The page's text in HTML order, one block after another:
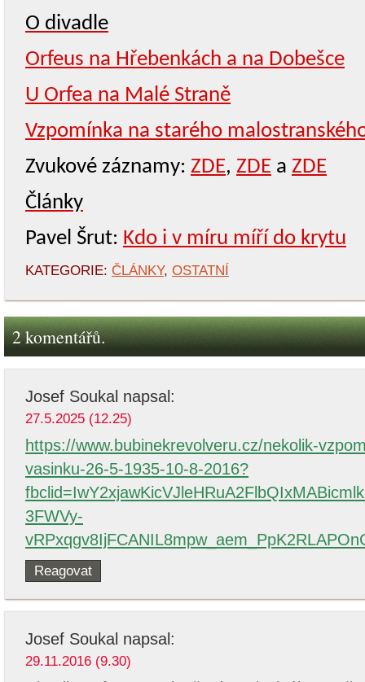
O divadle
Orfeus na Hřebenkách a na Dobešce
U Orfea na Malé Straně
Vzpomínka na starého
Zvukové záznamy: ZDE, ZDE a ZDE
Články
Pavel Šrut: Kdo i v míru míří do krytu
KATEGORIE: ČLÁNKY, OSTATNÍ
2 komentářů.
Josef Soukal napsal:
27.5.2025 (12.25)
https://www.bubinekrevolveru.cz/nekolik-
vasinku-26-5-1935-10-8-2016?
3FWVy-
Reagovat
Josef Soukal napsal:
29.11.2016 (9.30)